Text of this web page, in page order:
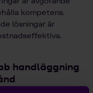
kompetens.
lösningar är
handläggning